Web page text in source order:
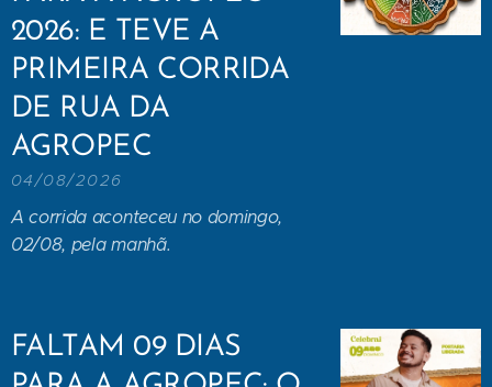
2026: E TEVE A
PRIMEIRA CORRIDA
DE RUA DA
AGROPEC
04/08/2026
A corrida aconteceu no domingo,
02/08, pela manhã.
FALTAM 09 DIAS